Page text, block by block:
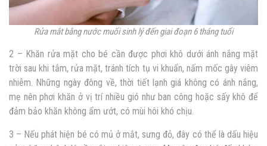
Rửa mắt bằng nước muối sinh lý đến giai đoạn 6 tháng tuổi
2 – Khăn rửa mặt cho bé cần được phơi khô dưới ánh nắng mặt
trời sau khi tắm, rửa mặt, tránh tích tụ vi khuẩn, nấm mốc gây viêm
nhiễm. Những ngày đông về, thời tiết lạnh giá không có ánh nắng,
mẹ nên phơi khăn ở vị trí nhiều gió như ban công hoặc sấy khô để
đảm bảo khăn không ẩm ướt, có mùi hôi khó chịu.
3 – Nếu phát hiện bé có mủ ở mắt, sưng đỏ, đây có thể là dấu hiệu